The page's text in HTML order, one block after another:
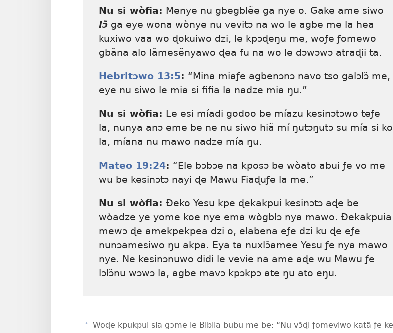
Nu si wòfia: Menye nu gbegblẽe ga nye o. Gake ame siwo
lɔ̃ ga eye wona wònye nu vevitɔ na wo le agbe me la hea
kuxiwo vaa wo ɖokuiwo dzi, le kpɔɖeŋu me, woƒe ƒomewo
gbãna alo lãmesẽnyawo ɖea fu na wo le dɔwɔwɔ atraɖii ta.
Hebritɔwo 13:5: “Mina miaƒe agbenɔnɔ navo tso galɔlɔ̃ me,
eye nu siwo le mia si fifia la nadze mia ŋu.”
Nu si wòfia: Le esi míadi godoo be míazu kesinɔtɔwo teƒe
la, nunya anɔ eme be ne nu siwo hiã mí ŋutɔŋutɔ su mía si ko
la, míana nu mawo nadze mía ŋu.
Mateo 19:24: “Ele bɔbɔe na kposɔ be wòato abui ƒe vo me
wu be kesinɔtɔ nayi ɖe Mawu Fiaɖuƒe la me.”
Nu si wòfia: Ðeko Yesu kpe ɖekakpui kesinɔtɔ aɖe be
wòadze ye yome koe nye ema wògblɔ nya mawo. Ðekakpuia
mewɔ ɖe amekpekpea dzi o, elabena eƒe dzi ku ɖe eƒe
nunɔamesiwo ŋu akpa. Eya ta nuxlɔ̃amee Yesu ƒe nya mawo
nye. Ne kesinɔnuwo didi le vevie na ame aɖe wu Mawu ƒe
lɔlɔ̃nu wɔwɔ la, agbe mavɔ kpɔkpɔ ate ŋu ato eŋu.
a Woɖe kpukpui sia gɔme le Biblia bubu me be: “Nu vɔ̃ɖi ƒomeviwo katã ƒe ke